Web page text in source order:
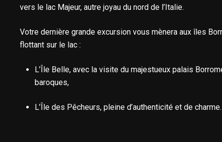
vers le lac Majeur, autre joyau du nord de l’Italie.
Votre dernière grande excursion vous mènera aux îles
flottant sur le lac :
L’Île Belle, avec la visite du majestueux palais
baroques,
L’Île des Pêcheurs, pleine d’authenticité et de charme.